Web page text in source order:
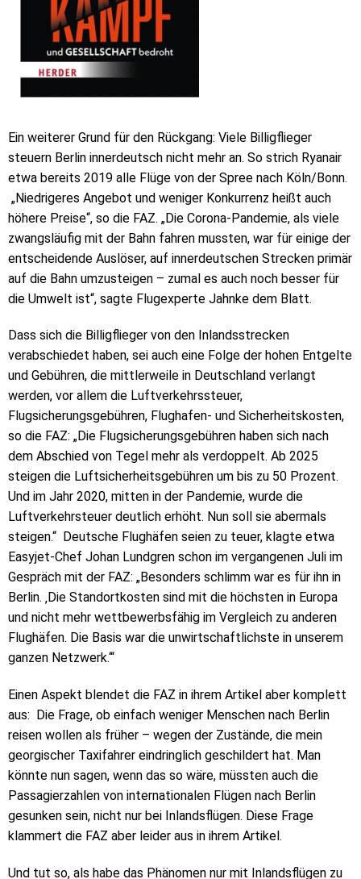
Ein weiterer Grund für den Rückgang: Viele Billigflieger
steuern Berlin innerdeutsch nicht mehr an. So strich Ryanair
etwa bereits 2019 alle Flüge von der Spree nach Köln/Bonn.
„Niedrigeres Angebot und weniger Konkurrenz heißt auch
höhere Preise“, so die FAZ. „Die Corona-Pandemie, als viele
zwangsläufig mit der Bahn fahren mussten, war für einige der
entscheidende Auslöser, auf innerdeutschen Strecken primär
auf die Bahn umzusteigen – zumal es auch noch besser für
die Umwelt ist“, sagte Flugexperte Jahnke dem Blatt.
Dass sich die Billigflieger von den Inlandsstrecken
verabschiedet haben, sei auch eine Folge der hohen Entgelte
und Gebühren, die mittlerweile in Deutschland verlangt
werden, vor allem die Luftverkehrssteuer,
Flugsicherungsgebühren, Flughafen- und Sicherheitskosten,
so die FAZ: „Die Flugsicherungsgebühren haben sich nach
dem Abschied von Tegel mehr als verdoppelt. Ab 2025
steigen die Luftsicherheitsgebühren um bis zu 50 Prozent.
Und im Jahr 2020, mitten in der Pandemie, wurde die
Luftverkehrsteuer deutlich erhöht. Nun soll sie abermals
steigen.“ Deutsche Flughäfen seien zu teuer, klagte etwa
Easyjet-Chef Johan Lundgren schon im vergangenen Juli im
Gespräch mit der FAZ: „Besonders schlimm war es für ihn in
Berlin. ‚Die Standortkosten sind mit die höchsten in Europa
und nicht mehr wettbewerbsfähig im Vergleich zu anderen
Flughäfen. Die Basis war die unwirtschaftlichste in unserem
ganzen Netzwerk.‘“
Einen Aspekt blendet die FAZ in ihrem Artikel aber komplett
aus: Die Frage, ob einfach weniger Menschen nach Berlin
reisen wollen als früher – wegen der Zustände, die mein
georgischer Taxifahrer eindringlich geschildert hat. Man
könnte nun sagen, wenn das so wäre, müssten auch die
Passagierzahlen von internationalen Flügen nach Berlin
gesunken sein, nicht nur bei Inlandsflügen. Diese Frage
klammert die FAZ aber leider aus in ihrem Artikel.
Und tut so, als habe das Phänomen nur mit Inlandsflügen zu